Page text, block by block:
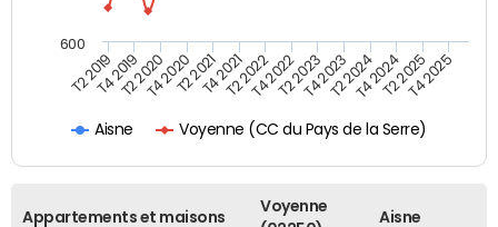
Aisne Voyenne (CC du Pays de la Serre)
T2 2019T4 2019T2 2020T4 2020T2 2021T4 2021T2 2022T4 2022T2 2023T4 2023T2 2024T4 2024T2 2025T4 2025
600
Appartements et maisons
Voyenne
Aisne